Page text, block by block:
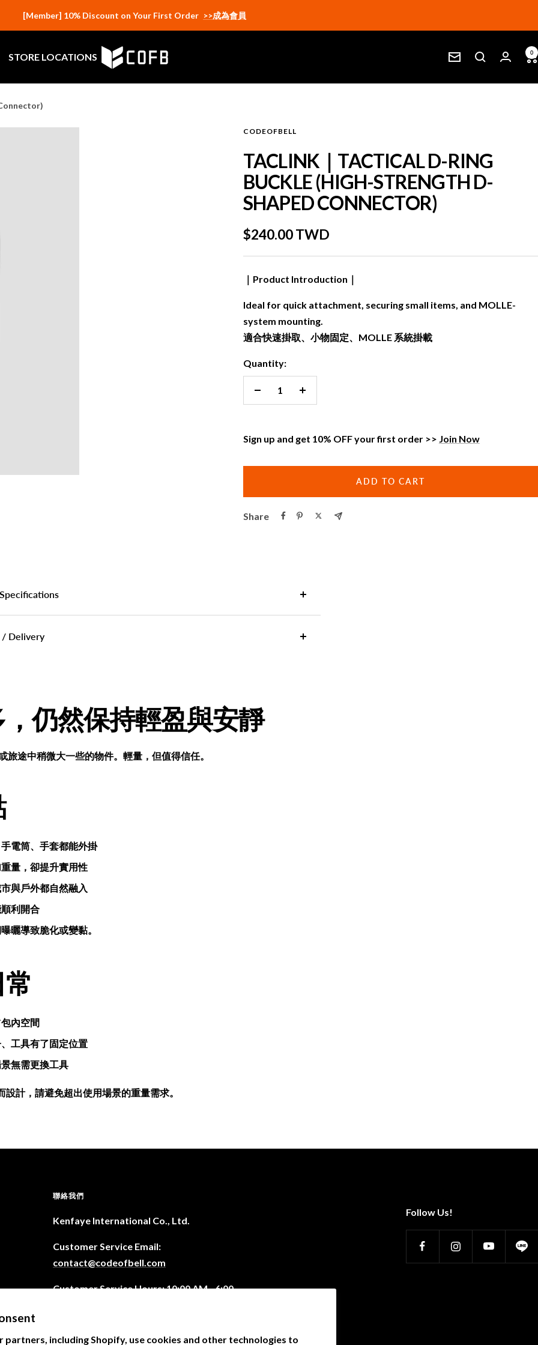
partners, including Shopify, use cookies and other technologies to
[Member] 10% Discount on Your First Order >>成為會員
STORE LOCATIONS
CODE
OF
BELL
Newsletter
0
CODEOFBELL
TACLINK｜TACTICAL D-RING
BUCKLE (HIGH-STRENGTH D-
SHAPED CONNECTOR)
Sale
price
$240.00 TWD
｜Product Introduction｜
Ideal for quick attachment, securing small items, and MOLLE-
system mounting.
適合快速掛取、小物固定、MOLLE 系統掛載
Quantity:
Decrease
Increase
Sign up and get 10% OFF your first order >> Join Now
ADD TO CART
Share
/ Delivery
仍然保持輕盈與安靜
旅途中稍微大一些的物件。輕量，但值得信任。
電筒、手套都能外掛
量，卻提升實用性
與戶外都自然融入
利開合
曬導致脆化或變黏。
內空間
工具有了固定位置
無需更換工具
計，請避免超出使用場景的重量需求。
聯絡我們
Kenfaye International Co., Ltd.
Customer Service Email:
contact@codeofbell.com
Customer Service Hours: 10:00 AM - 6:00
Follow Us!